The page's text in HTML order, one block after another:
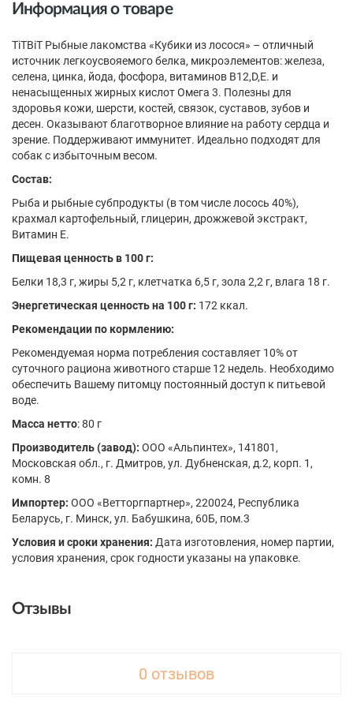
Информация о товаре
TiTBiT Рыбные лакомства «Кубики из лосося» – отличный
источник легкоусвояемого белка, микроэлементов: железа,
селена, цинка, йода, фосфора, витаминов В12,D,Е. и
ненасыщенных жирных кислот Омега 3. Полезны для
здоровья кожи, шерсти, костей, связок, суставов, зубов и
десен. Оказывают благотворное влияние на работу сердца и
зрение. Поддерживают иммунитет. Идеально подходят для
собак с избыточным весом.
Состав:
Рыба и рыбные субпродукты (в том числе лосось 40%),
крахмал картофельный, глицерин, дрожжевой экстракт,
Витамин Е.
Пищевая ценность в 100 г:
Белки 18,3 г, жиры 5,2 г, клетчатка 6,5 г, зола 2,2 г, влага 18 г.
Энергетическая ценность на 100 г: 172 ккал.
Рекомендации по кормлению:
Рекомендуемая норма потребления составляет 10% от
суточного рациона животного старше 12 недель. Необходимо
обеспечить Вашему питомцу постоянный доступ к питьевой
воде.
Масса нетто: 80 г
Производитель (завод): ООО «Альпинтех», 141801,
Московская обл., г. Дмитров, ул. Дубненская, д.2, корп. 1,
комн. 8
Импортер: ООО «Ветторгпартнер», 220024, Республика
Беларусь, г. Минск, ул. Бабушкина, 60Б, пом.3
Условия и сроки хранения: Дата изготовления, номер партии,
условия хранения, срок годности указаны на упаковке.
Отзывы
0 отзывов